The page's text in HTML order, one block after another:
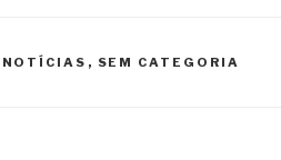
NOTÍCIAS , SEM CATEGORIA